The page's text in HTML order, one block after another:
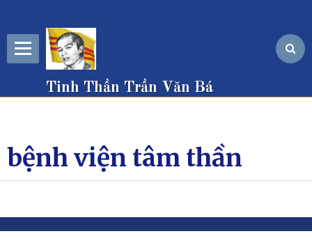
Tinh Thần Trần Văn Bá
bệnh viện tâm thần